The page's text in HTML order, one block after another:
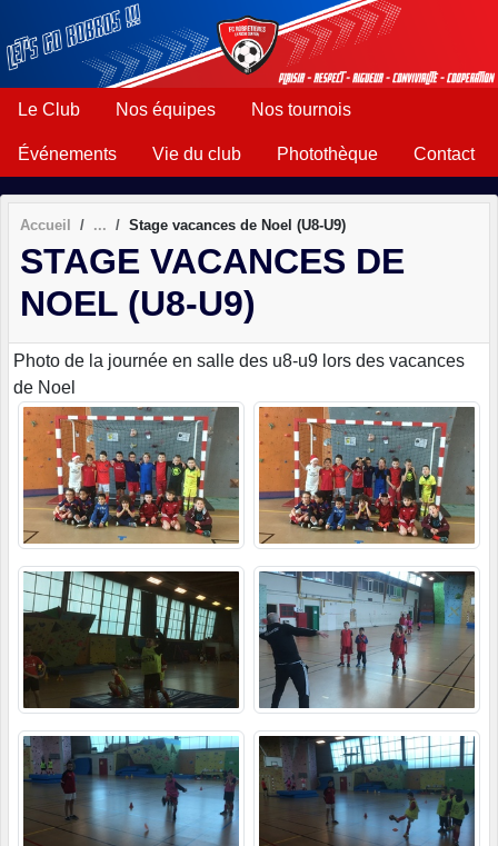
Le Club Nos équipes Nos tournois
Événements Vie du club Photothèque Contact
Accueil Stage vacances de Noel (U8-U9)
STAGE VACANCES DE
NOEL (U8-U9)
Photo de la journée en salle des u8-u9 lors des vacances
de Noel
Panneau de gestion des cookies